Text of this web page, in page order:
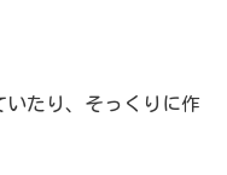
いたり、そっくりに作